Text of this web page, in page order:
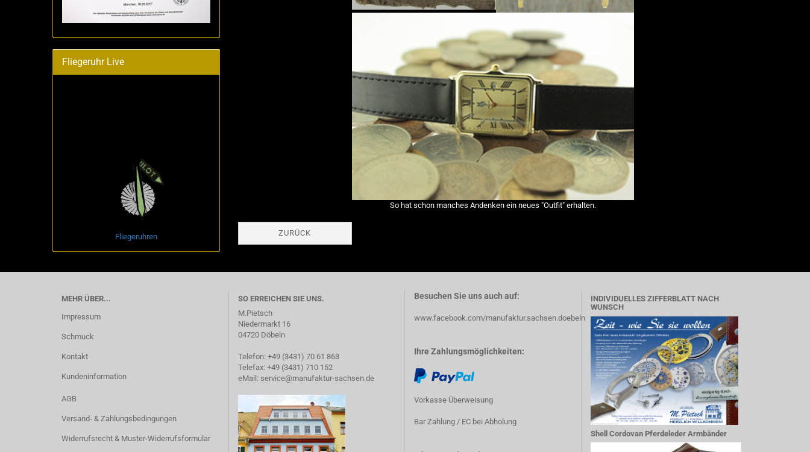
So hat schon manches Andenken ein neues "Outfit" erhalten.
ZURÜCK
Fliegeruhr Live
Fliegeruhren
MEHR ÜBER...
Impressum
Schmuck
Kontakt
Kundeninformation
AGB
Versand- & Zahlungsbedingungen
Widerrufsrecht & Muster-Widerrufsformular
SO ERREICHEN SIE UNS.
M.Pietsch
Niedermarkt 16
04720 Döbeln
Telefon: +49 (3431) 70 61 863
Telefax: +49 (3431) 710 152
eMail: service@manufaktur-sachsen.de
Besuchen Sie uns auch auf:
www.facebook.com/manufaktur.sachsen.doebeln
Ihre Zahlungsmöglichkeiten:
Vorkasse Überweisung
Bar Zahlung / EC bei Abholung
INDIVIDUELLES ZIFFERBLATT NACH
WUNSCH
Shell Cordovan Pferdeleder Armbänder